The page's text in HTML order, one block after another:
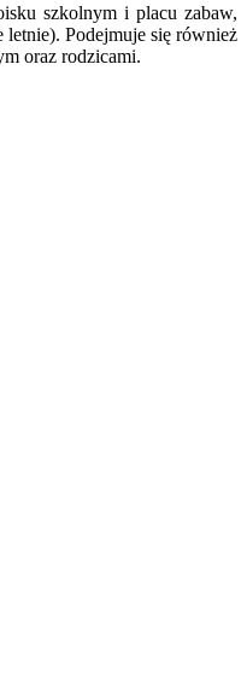
szkolnym i placu zabaw,
Podejmuje się również
oraz rodzicami.